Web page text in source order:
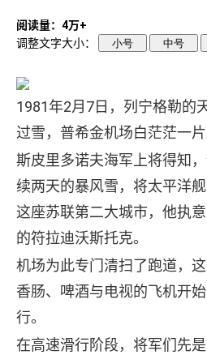
阅读量：4万+
调整文字大小：
小号 中号
1981年2月7日，列宁格勒的
过雪，普希金机场白茫茫一片
斯皮里多诺夫海军上将得知
续两天的暴风雪，将太平洋
这座苏联第二大城市，他执
的符拉迪沃斯托克。
机场为此专门清扫了跑道，这
香肠、啤酒与电视的飞机开
行。
在高速滑行阶段，将军们先是